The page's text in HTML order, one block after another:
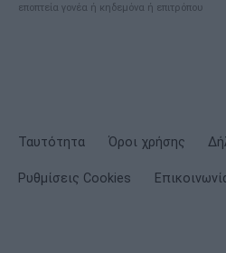
εποπτεία γονέα ή κηδεμόνα ή επιτρόπου
Ταυτότητα Όροι χρήσης
Ρυθμίσεις Cookies